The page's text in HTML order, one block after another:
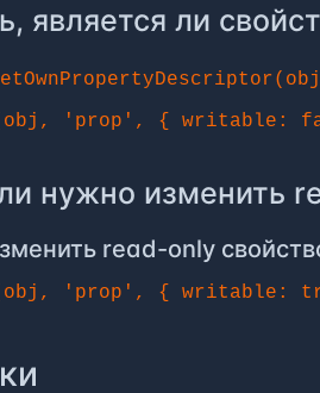
является ли
'prop', { writable:
нужно изменить
read-only
'prop', { writable: